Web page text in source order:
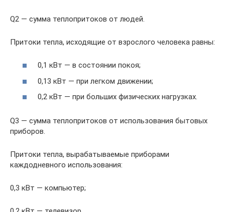
Q2 — сумма теплопритоков от людей.
Притоки тепла, исходящие от взрослого человека равны:
0,1 кВт — в состоянии покоя;
0,13 кВт — при легком движении;
0,2 кВт — при больших физических нагрузках.
Q3 — сумма теплопритоков от использования бытовых
приборов.
Притоки тепла, вырабатываемые приборами
каждодневного использования:
0,3 кВт — компьютер;